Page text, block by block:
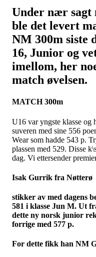
Under nær sagt
ble det levert
NM 300m siste
16, Junior og
imellom, her
match øvelsen.
MATCH 300m
U16 var yngste klasse og
suveren med sine 556
Wear som hadde 543 p.
plassen med 529. Disse
dag. Vi ettersender
Isak Gurrik fra Nøtterø
stikker av med dagens
581 i klasse Jun M. Ut
dette ny norsk junior
forrige med 577 p.
For dette fikk han NM